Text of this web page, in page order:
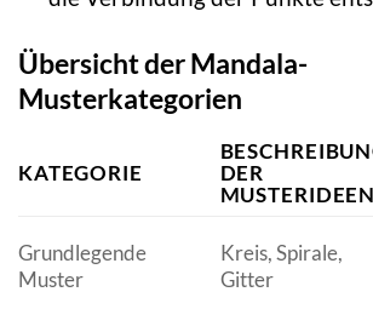
Übersicht der Mandala-
Musterkategorien
KATEGORIE
DER
MUSTERIDEEN
Grundlegende
Muster
Kreis, Spirale,
Gitter